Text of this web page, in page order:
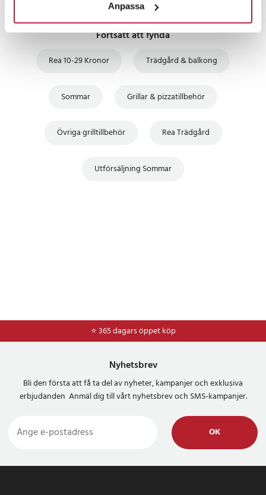
Anpassa
Fortsätt att fynda
Rea 10-29 Kronor Trädgård & balkong
Sommar Grillar & pizzatillbehör
Övriga grilltillbehör Rea Trädgård
Utförsäljning Sommar
⭐ 365 dagars öppet köp
⭐Frakt 49kr *
Nyhetsbrev
Bli den första att få ta del av nyheter, kampanjer och exklusiva
erbjudanden Anmäl dig till vårt nyhetsbrev och SMS-kampanjer.
OK